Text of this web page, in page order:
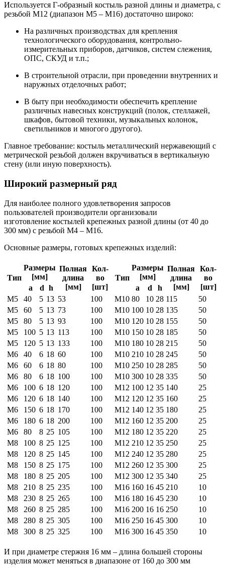
Используется Г-образный костыль разной длины и диаметра, с
резьбой М12 (диапазон М5 – М16) достаточно широко:
На различных производствах для крепления
технологического оборудования, контрольно-
измерительных приборов, датчиков, систем слежения,
ОПС, СКУД и т.п.;
В строительной отрасли, при проведении внутренних и
наружных отделочных работ;
В быту при необходимости обеспечить крепление
различных навесных конструкций (полок, стеллажей,
шкафов, бытовой техники, музыкальных колонок,
светильников и многого другого).
Главное требование: костыль металлический нержавеющий с
метрической резьбой должен вкручиваться в вертикальную
стену (или иную поверхность).
Широкий размерный ряд
Для наиболее полного удовлетворения запросов
пользователей производители организовали
изготовление костылей крепежных разной длины (от 40 до
300 мм) с резьбой М4 – М16.
Основные размеры, готовых крепежных изделий:
Тип
Размеры
[мм]
Полная
длина
[мм]
Кол-
во
[шт]
а d h
М5
40 5 13 53
100
М5
60 5 13 73
100
М5
80 5 13 93
100
М5
100 5 13 113
100
М5
120 5 13 133
100
М6
40 6 18 60
100
М6
60 6 18 80
100
М6
80 6 18 100
100
М6
100 6 18 120
100
М6
120 6 18 140
100
М6
150 6 18 170
100
М6
180 6 18 200
100
М6
80 8 25 105
100
М8
100 8 25 125
100
М8
120 8 25 145
100
М8
150 8 25 175
100
М8
180 8 25 205
100
М8
210 8 25 235
100
М8
230 8 25 265
100
М8
260 8 25 285
100
М8
280 8 25 305
100
М8
300 8 25 325 100
Тип
Размеры
[мм]
Полная
длина
[мм]
Кол-
во
[шт]
а d
h
M10 80 10 28 115
50
M10 100 10 28 135
50
M10 120 10 28 155
50
M10 150 10 28 185
50
M10 180 10 28 215
50
M10 210 10 28 245
50
M10 250 10 28 285
50
M10 300 10 28 335
50
М12 100 12 35 140
25
М12 120 12 35 160
25
М12 140 12 35 180
25
М12 160 12 35 200
25
М12 180 12 35 220
25
М12 210 12 35 250
25
М12 240 12 35 280
25
М12 260 12 35 300
25
М12 300 12 35 340
25
М16 160 16 45 210
10
М16 180 16 45 230
10
М16 200 16 16 250
10
М16 250 16 45 300
10
М16 300 16 45 350 10
И при диаметре стержня 16 мм – длина большей стороны
изделия может меняться в диапазоне от 160 до 300 мм